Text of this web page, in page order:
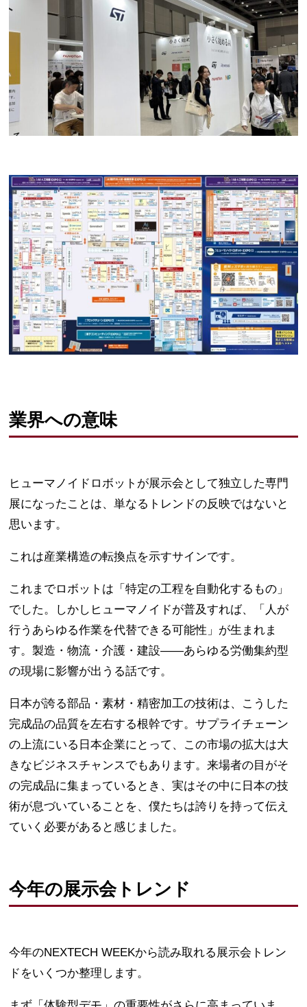
業界への意味
ヒューマノイドロボットが展示会として独立した専門
展になったことは、単なるトレンドの反映ではないと
思います。
これは産業構造の転換点を示すサインです。
これまでロボットは「特定の工程を自動化するもの」
でした。しかしヒューマノイドが普及すれば、「人が
行うあらゆる作業を代替できる可能性」が生まれま
す。製造・物流・介護・建設——あらゆる労働集約型
の現場に影響が出うる話です。
日本が誇る部品・素材・精密加工の技術は、こうした
完成品の品質を左右する根幹です。サプライチェーン
の上流にいる日本企業にとって、この市場の拡大は大
きなビジネスチャンスでもあります。来場者の目がそ
の完成品に集まっているとき、実はその中に日本の技
術が息づいていることを、僕たちは誇りを持って伝え
ていく必要があると感じました。
今年の展示会トレンド
今年のNEXTECH WEEKから読み取れる展示会トレン
ドをいくつか整理します。